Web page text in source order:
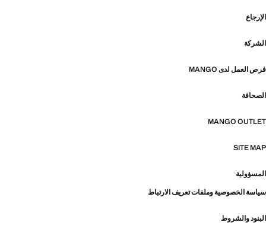
الإرجاع
الشركة
فرص العمل لدى MANGO
الصحافة
MANGO OUTLET
SITE MAP
المسؤولية
سياسة الخصوصية وملفات تعريف الارتباط
البنود والشروط